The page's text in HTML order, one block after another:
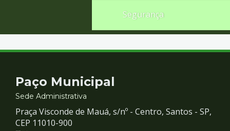
Segurança
Contato
e
Redes
Paço Municipal
Sede Administrativa
Praça Visconde de Mauá, s/nº - Centro, Santos - SP,
CEP 11010-900